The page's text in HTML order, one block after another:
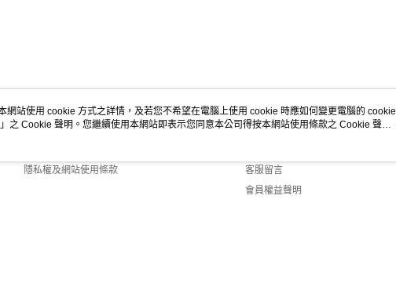
關於我們
隱私權及網站使用條款
客服資訊
客服留言
會員權益聲明
網站使用 cookie 方式之詳情，及若您不希望在電腦上使用 cookie 時應如何變更電腦的 cookie
」之 Cookie 聲明。您繼續使用本網站即表示您同意本公司得按本網站使用條款之 Cookie 聲明